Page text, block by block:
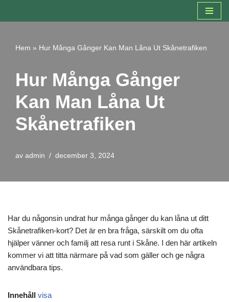
innehåll
Hem » Hur Många Gånger Kan Man Låna Ut Skånetrafiken
Hur Många Gånger
Kan Man Låna Ut
Skånetrafiken
av admin december 3, 2024
Har du någonsin undrat hur många gånger du kan låna ut ditt
Skånetrafiken-kort? Det är en bra fråga, särskilt om du ofta
hjälper vänner och familj att resa runt i Skåne. I den här artikeln
kommer vi att titta närmare på vad som gäller och ge några
användbara tips.
Innehåll visa